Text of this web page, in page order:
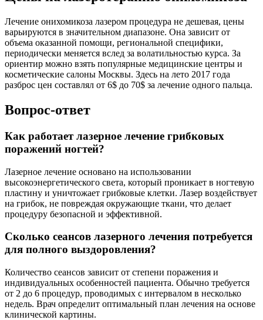
Лечение онихомикоза лазером процедура не дешевая, цены
варьируются в значительном диапазоне. Она зависит от
объема оказанной помощи, региональной специфики,
периодически меняется вслед за волатильностью курса. За
ориентир можно взять популярные медицинские центры и
косметические салоны Москвы. Здесь на лето 2017 года
разброс цен составлял от 6$ до 70$ за лечение одного пальца.
Вопрос-ответ
Как работает лазерное лечение грибковых
поражений ногтей?
Лазерное лечение основано на использовании
высокоэнергетического света, который проникает в ногтевую
пластину и уничтожает грибковые клетки. Лазер воздействует
на грибок, не повреждая окружающие ткани, что делает
процедуру безопасной и эффективной.
Сколько сеансов лазерного лечения потребуется
для полного выздоровления?
Количество сеансов зависит от степени поражения и
индивидуальных особенностей пациента. Обычно требуется
от 2 до 6 процедур, проводимых с интервалом в несколько
недель. Врач определит оптимальный план лечения на основе
клинической картины.